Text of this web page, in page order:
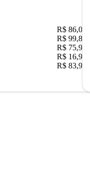
R$ 86,00
R$ 99,89
R$ 75,90
R$ 16,90
R$ 83,90